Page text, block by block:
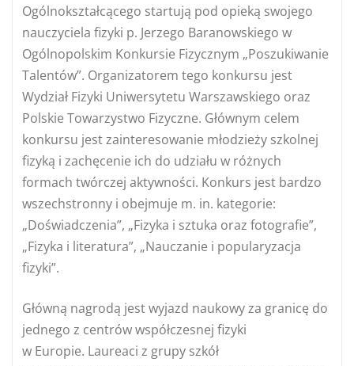
Ogólnokształcącego startują pod opieką swojego
nauczyciela fizyki p. Jerzego Baranowskiego w
Ogólnopolskim Konkursie Fizycznym „Poszukiwanie
Talentów”. Organizatorem tego konkursu jest
Wydział Fizyki Uniwersytetu Warszawskiego oraz
Polskie Towarzystwo Fizyczne. Głównym celem
konkursu jest zainteresowanie młodzieży szkolnej
fizyką i zachęcenie ich do udziału w różnych
formach twórczej aktywności. Konkurs jest bardzo
wszechstronny i obejmuje m. in. kategorie:
„Doświadczenia”, „Fizyka i sztuka oraz fotografie”,
„Fizyka i literatura”, „Nauczanie i popularyzacja
fizyki”.
Główną nagrodą jest wyjazd naukowy za granicę do
jednego z centrów współczesnej fizyki
w Europie. Laureaci z grupy szkół